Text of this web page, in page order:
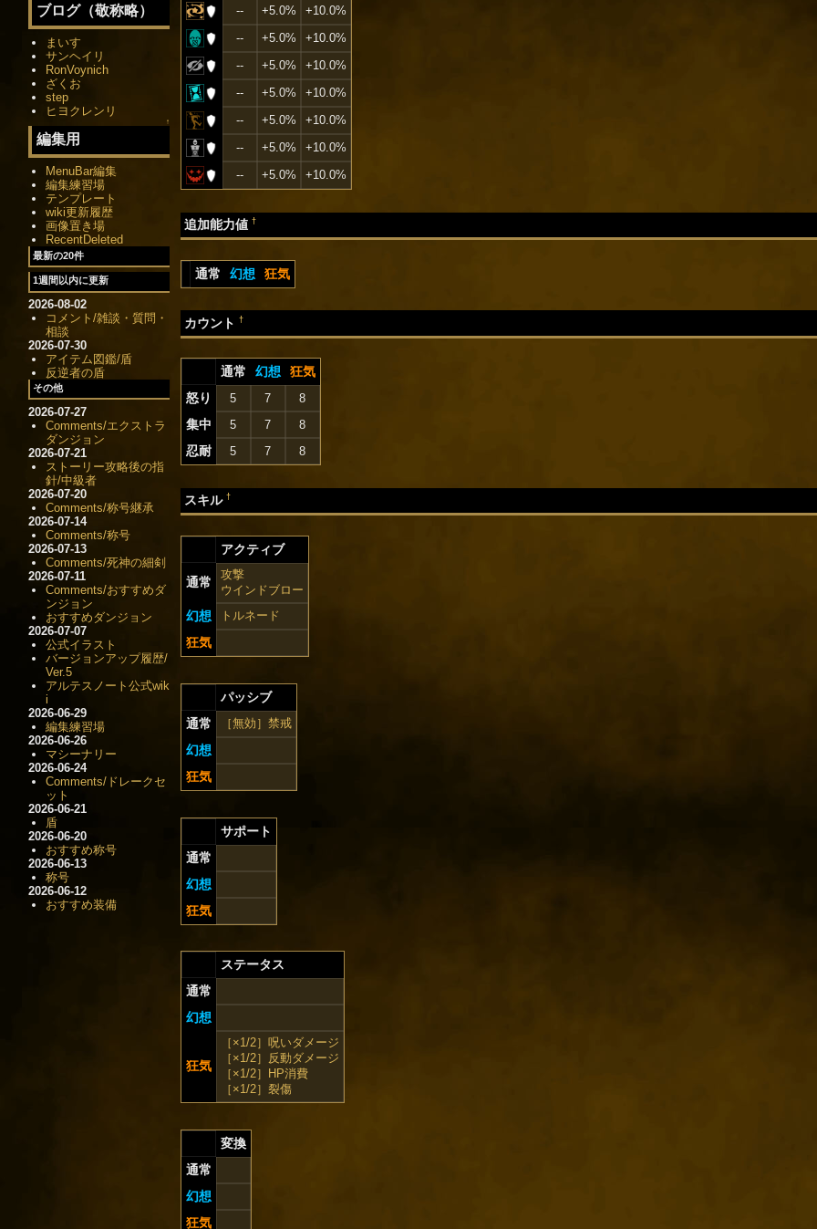
--
+5.0%
+10.0%
--
+5.0%
+10.0%
--
+5.0%
+10.0%
--
+5.0%
+10.0%
--
+5.0%
+10.0%
--
+5.0%
+10.0%
--
+5.0% +10.0%
追加能力値 †
通常 幻想 狂気
カウント †
通常 幻想
狂気
怒り
5 7 8
集中 5 7 8
忍耐 5 7 8
スキル †
アクティブ
通常
攻撃
ウインドブロー
幻想 トルネード
狂気
パッシブ
通常
［無効］禁戒
幻想
狂気
サポート
通常
幻想
狂気
ステータス
通常
幻想
狂気
［×1/2］呪いダメージ
［×1/2］反動ダメージ
［×1/2］HP消費
［×1/2］裂傷
変換
通常
幻想
狂気
ブログ（敬称略）
まいす
サンヘイリ
RonVoynich
ざくお
step
ヒヨクレンリ
↑
編集用
MenuBar編集
編集練習場
テンプレート
wiki更新履歴
画像置き場
RecentDeleted
最新の20件
1週間以内に更新
2026-08-02
コメント/雑談・質問・
相談
2026-07-30
アイテム図鑑/盾
反逆者の盾
その他
2026-07-27
Comments/エクストラ
ダンジョン
2026-07-21
ストーリー攻略後の指
針/中級者
2026-07-20
Comments/称号継承
2026-07-14
Comments/称号
2026-07-13
Comments/死神の細剣
2026-07-11
Comments/おすすめダ
ンジョン
おすすめダンジョン
2026-07-07
公式イラスト
バージョンアップ履歴/
Ver.5
アルテスノート公式wik
i
2026-06-29
編集練習場
2026-06-26
マシーナリー
2026-06-24
Comments/ドレークセ
ット
2026-06-21
盾
2026-06-20
おすすめ称号
2026-06-13
称号
2026-06-12
おすすめ装備